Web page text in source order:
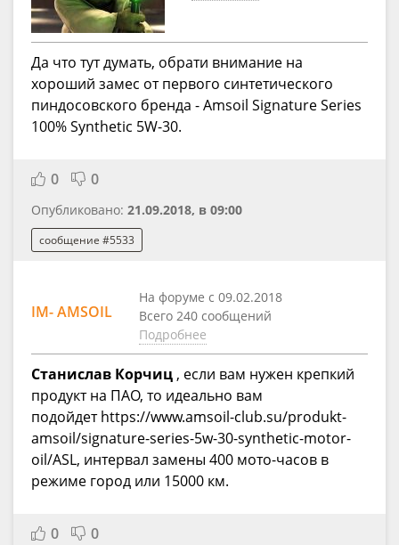
Да что тут думать, обрати внимание на
хороший замес от первого синтетического
пиндосовского бренда - Аmsoil Signature Series
100% Synthetic 5W-30.
0 0
Опубликовано: 21.09.2018, в 09:00
сообщение #5533
IM- AMSOIL
На форуме с 09.02.2018
Всего 240 сообщений
Подробнее
Станислав Корчиц, если вам нужен крепкий
продукт на ПАО, то идеально вам
подойдет https://www.amsoil-club.su/produkt-
amsoil/signature-series-5w-30-synthetic-motor-
oil/ASL, интервал замены 400 мото-часов в
режиме город или 15000 км.
0 0